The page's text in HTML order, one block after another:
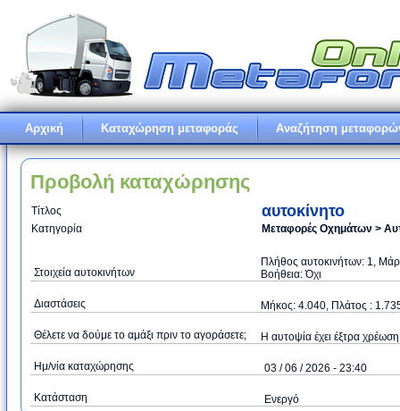
Αρχική Καταχώρηση μεταφοράς Αναζήτηση
Προβολή καταχώρησης
Τίτλος αυτοκίνητο
Κατηγορία Μεταφορές Οχημάτων >
Στοιχεία αυτοκινήτων
Πλήθος αυτοκινήτων: 1,
Βοήθεια: Όχι
Διαστάσεις Μήκος: 4.040, Πλάτος :
Θέλετε να δούμε το αμάξι πριν το αγοράσετε; Η αυτοψία έχει έξτρα
Ημ/νία καταχώρησης 03 / 06 / 2026 - 23:40
Κατάσταση Ενεργό